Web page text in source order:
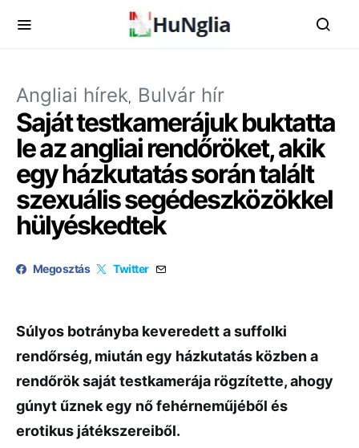
Angliai hírek Bulvár hír
Saját testkamerájuk buktatta
le az angliai rendőröket, akik
egy házkutatás során talált
szexuális segédeszközökkel
hülyéskedtek
Megosztás Twitter
Súlyos botrányba keveredett a suffolki
rendőrség, miután egy házkutatás közben a
rendőrök saját testkamerája rögzítette, ahogy
gúnyt űznek egy nő fehérneműjéből és
erotikus játékszereiből.